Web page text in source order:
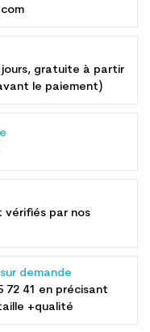
jours, gratuite à partir
le paiement)
vérifiés par nos
demande
72 41 en précisant
+qualité